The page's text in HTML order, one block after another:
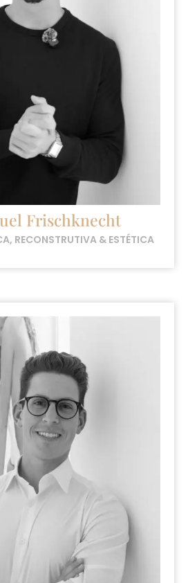
Frischknecht
RECONSTRUTIVA & ESTÉTICA